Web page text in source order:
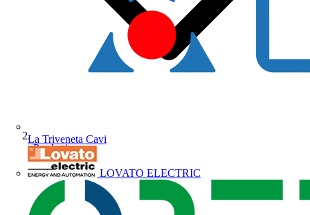
La Triveneta Cavi
LOVATO ELECTRIC
Prodotti